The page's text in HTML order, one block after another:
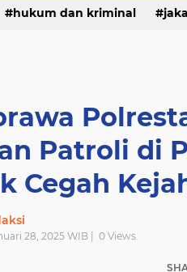
hukum dan kriminal
Patroli di
Cegah
28, 2025 WIB | 0 Views